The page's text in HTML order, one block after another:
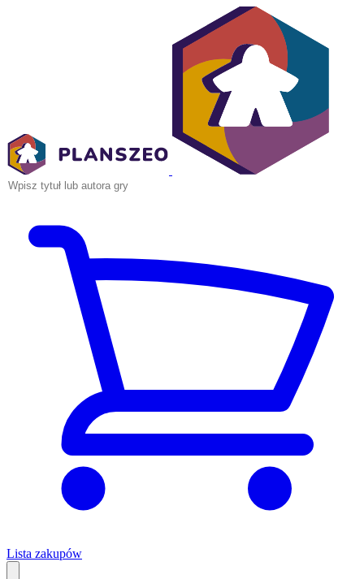
Lista zakupów